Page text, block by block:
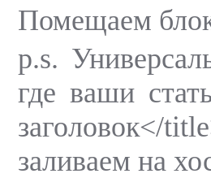
Помещаем
p.s.
где ваши
заголовок</
заливаем на